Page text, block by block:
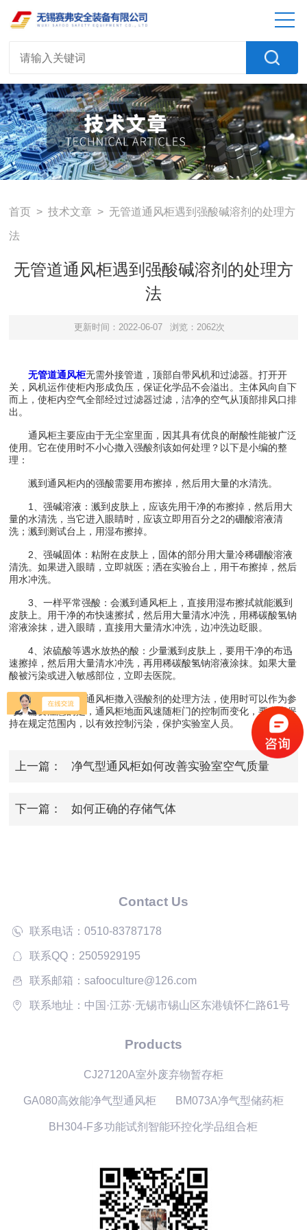
首页 >技术文章 > 无管道通风柜遇到强酸碱溶剂的处理方
法
无管道通风柜遇到强酸碱溶剂的处理方
法
更新时间：2022-06-07 浏览：2062次
无管道通风柜无需外接管道，顶部自带风机和过滤器。打开开
关，风机运作使柜内形成负压，保证化学品不会溢出。主体风向自下
而上，使柜内空气全部经过过滤器过滤，洁净的空气从顶部排风口排
出。
通风柜主要应由于无尘室里面，因其具有优良的耐酸性能被广泛
使用。它在使用时不小心撒入强酸剂该如何处理？以下是小编的整
理：
溅到通风柜内的强酸需要用布擦掉，然后用大量的水清洗。
1、强碱溶液：溅到皮肤上，应该先用干净的布擦掉，然后用大
量的水清洗，当它进入眼睛时，应该立即用百分之2的硼酸溶液清
洗；溅到测试台上，用湿布擦掉。
2、强碱固体：粘附在皮肤上，固体的部分用大量冷稀硼酸溶液
清洗。如果进入眼睛，立即就医；洒在实验台上，用干布擦掉，然后
用水冲洗。
3、一样平常强酸：会溅到通风柜上，直接用湿布擦拭就能溅到
皮肤上。用干净的布快速擦拭，然后用大量清水冲洗，用稀碳酸氢钠
溶液涂抹，进入眼睛，直接用大量清水冲洗，边冲洗边眨眼。
4、浓硫酸等遇水放热的酸：少量溅到皮肤上，要用干净的布迅
速擦掉，然后用大量清水冲洗，再用稀碳酸氢钠溶液涂抹。如果大量
酸被污染或进入敏感部位，立即去医院。
以上是无管道通风柜撒入强酸剂的处理方法，使用时可以作为参
考。需要注意的是，通风柜地面风速随柜门的控制而变化，要求应保
持在规定范围内，以有效控制污染，保护实验室人员。
上一篇： 净气型通风柜如何改善实验室空气质量
下一篇： 如何正确的存储气体
Contact Us
联系电话：0510-83787178
联系QQ：2505929195
联系邮箱：safooculture@126.com
联系地址：中国·江苏·无锡市锡山区东港镇怀仁路61号
Products
CJ27120A室外废弃物暂存柜
GA080高效能净气型通风柜 BM073A净气型储药柜
BH304-F多功能试剂智能环控化学品组合柜